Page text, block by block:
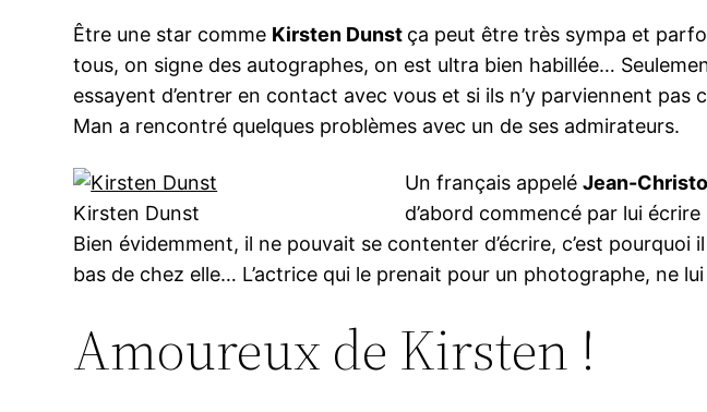
Être une star comme Kirsten Dunst ça peut être très sympa et
tous, on signe des autographes, on est ultra bien habillée…
essayent d’entrer en contact avec vous et si ils n’y parviennent
Man a rencontré quelques problèmes avec un de ses admirateurs.
Kirsten Dunst
Un français appeléJean-
d’abord commencé par lui
Bien évidemment, il ne pouvait se contenter d’écrire, c’est pourquoi
bas de chez elle… L’actrice qui le prenait pour un photographe, ne
Amoureux de Kirsten !